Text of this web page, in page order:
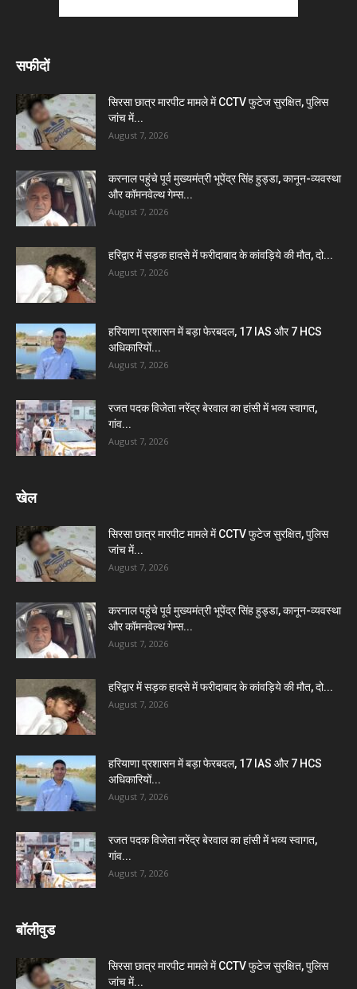
सफीदों
सिरसा छात्र मारपीट मामले में CCTV फुटेज सुरक्षित, पुलिस
जांच में...
August 7, 2026
करनाल पहुंचे पूर्व मुख्यमंत्री भूपेंद्र सिंह हुड्डा, कानून-व्यवस्था
और कॉमनवेल्थ गेम्स...
August 7, 2026
हरिद्वार में सड़क हादसे में फरीदाबाद के कांवड़िये की मौत, दो...
August 7, 2026
हरियाणा प्रशासन में बड़ा फेरबदल, 17 IAS और 7 HCS
अधिकारियों...
August 7, 2026
रजत पदक विजेता नरेंद्र बेरवाल का हांसी में भव्य स्वागत,
गांव...
August 7, 2026
खेल
सिरसा छात्र मारपीट मामले में CCTV फुटेज सुरक्षित, पुलिस
जांच में...
August 7, 2026
करनाल पहुंचे पूर्व मुख्यमंत्री भूपेंद्र सिंह हुड्डा, कानून-व्यवस्था
और कॉमनवेल्थ गेम्स...
August 7, 2026
हरिद्वार में सड़क हादसे में फरीदाबाद के कांवड़िये की मौत, दो...
August 7, 2026
हरियाणा प्रशासन में बड़ा फेरबदल, 17 IAS और 7 HCS
अधिकारियों...
August 7, 2026
रजत पदक विजेता नरेंद्र बेरवाल का हांसी में भव्य स्वागत,
गांव...
August 7, 2026
बॉलीवुड
सिरसा छात्र मारपीट मामले में CCTV फुटेज सुरक्षित, पुलिस
जांच में...